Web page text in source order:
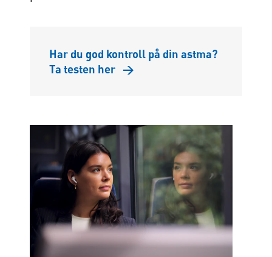
Har du god kontroll på din astma?
Ta testen her →